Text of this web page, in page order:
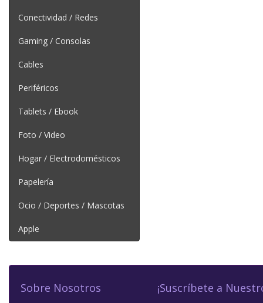
Conectividad / Redes
Gaming / Consolas
Cables
Periféricos
Tablets / Ebook
Foto / Video
Hogar / Electrodomésticos
Papelería
Ocio / Deportes / Mascotas
Apple
Sobre Nosotros ¡Suscríbete a